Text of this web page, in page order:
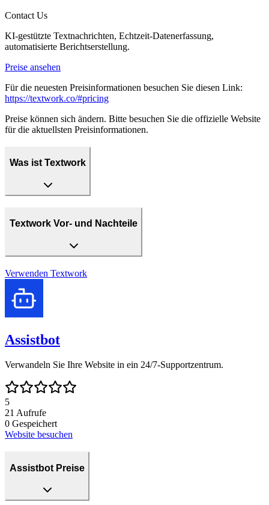
Contact Us
KI-gestützte Textnachrichten, Echtzeit-Datenerfassung,
automatisierte Berichtserstellung.
Preise ansehen
Für die neuesten Preisinformationen besuchen Sie diesen Link:
https://textwork.co/#pricing
Preise können sich ändern. Bitte besuchen Sie die offizielle Website
für die aktuellsten Preisinformationen.
Was ist Textwork
Textwork Vor- und Nachteile
Verwenden Textwork
Assistbot
Verwandeln Sie Ihre Website in ein 24/7-Supportzentrum.
5
21 Aufrufe
0 Gespeichert
Website besuchen
Assistbot Preise